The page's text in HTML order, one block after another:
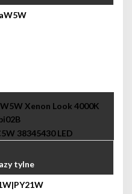
W5W
tylne